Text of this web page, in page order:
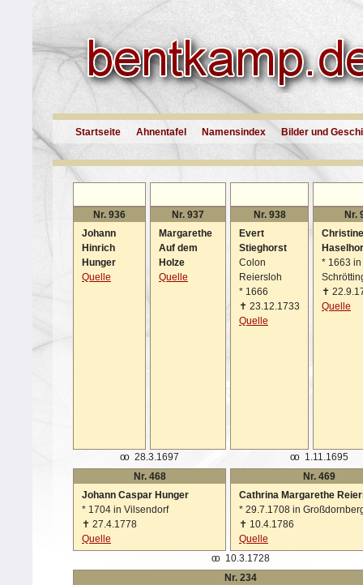
Startseite Ahnentafel Namensindex Bilder und
Nr. 936
Johann
Hinrich
Hunger
Quelle
Nr. 937
Margarethe
Auf dem
Holze
Quelle
Nr. 938
Evert
Stieghorst
Colon
Reiersloh
* 1666
✝ 23.12.1733
Quelle
Nr.
Christine
* 1663 in
✝
Quelle
oo 28.3.1697 oo
1.11.1695
Nr. 468
Johann Caspar Hunger
* 1704 in Vilsendorf
✝ 27.4.1778
Quelle
Nr. 469
Cathrina Margarethe
* 29.7.1708 in
✝ 10.4.1786
Quelle
oo
10.3.1728
Nr. 234